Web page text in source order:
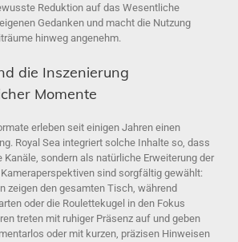
Reduktion auf das Wesentliche
Gedanken und macht die Nutzung
hinweg angenehm.
die Inszenierung
Momente
erleben seit einigen Jahren einen
Royal Sea integriert solche Inhalte so, dass
sondern als natürliche Erweiterung der
sind sorgfältig gewählt:
zeigen den gesamten Tisch, während
oder die Roulettekugel in den Fokus
treten mit ruhiger Präsenz auf und geben
oder mit kurzen, präzisen Hinweisen